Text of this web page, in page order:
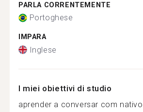
PARLA CORRENTEMENTE
Portoghese
IMPARA
Inglese
I miei obiettivi di studio
aprender a conversar com